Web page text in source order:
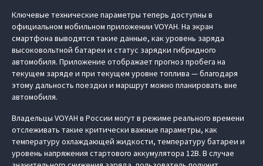
Ключевые технические параметры теперь доступны в
официальном мобильном приложении VOYAH. На экран
смартфона выводятся такие данные, как уровень заряда
высоковольтной батареи и статус зарядки гибридного
автомобиля. Приложение отображает прогноз пробега на
текущем заряде и при текущем уровне топлива — благодаря
этому дальность поездки и маршрут можно планировать вне
автомобиля.
Владельцы VOYAH в России могут в режиме реального времени
отслеживать такие критически важные параметры, как
температуру охлаждающей жидкости, температуру батареи и
уровень напряжения стартового аккумулятора 12В. В случае